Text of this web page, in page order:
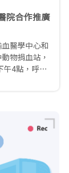
院合作推廣
醫學中心和
物捐血站，
午4點，呼籲